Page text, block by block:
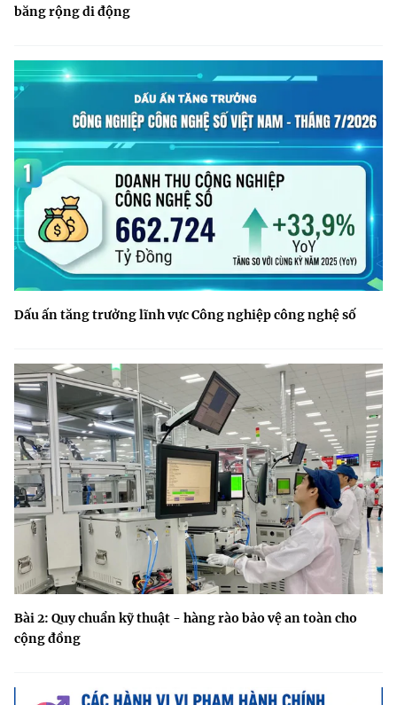
băng rộng di động
Dấu ấn tăng trưởng lĩnh vực Công nghiệp công nghệ số
Bài 2: Quy chuẩn kỹ thuật - hàng rào bảo vệ an toàn cho
cộng đồng